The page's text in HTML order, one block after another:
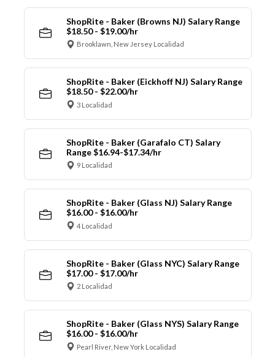
ShopRite - Baker (Browns NJ) Salary Range
$18.50 - $19.00/hr
Brooklawn, New Jersey Localidad
ShopRite - Baker (Eickhoff NJ) Salary Range
$18.50 - $22.00/hr
3 Localidad
ShopRite - Baker (Garafalo CT) Salary
Range $16.94-$17.34/hr
9 Localidad
ShopRite - Baker (Glass NJ) Salary Range
$16.00 - $16.00/hr
4 Localidad
ShopRite - Baker (Glass NYC) Salary Range
$17.00 - $17.00/hr
2 Localidad
ShopRite - Baker (Glass NYS) Salary Range
$16.00 - $16.00/hr
Pearl River, New York Localidad